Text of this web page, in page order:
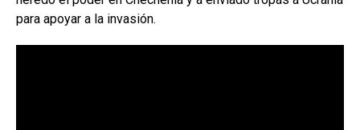
para apoyar a la invasión.